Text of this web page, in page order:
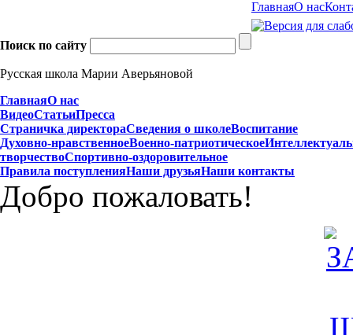
ГлавнаяО нас
Поиск по сайту
Русская школа Марии Аверьяновой
ГлавнаяО нас
ВидеоСтатьиПресса
Страничка директораСведения о школеВоспитание
Духовно-нравственноеВоенно-патриотическое
творчествоСпортивно-оздоровительное
Правила поступленияНаши друзьяНаши контакты
Добро пожаловать!